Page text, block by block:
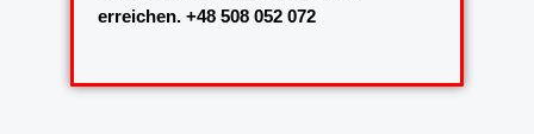
erreichen. +48 508 052 072